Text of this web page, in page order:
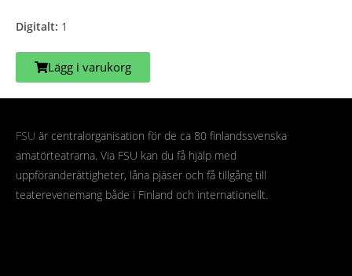
Digitalt: 1
Lägg i varukorg
FSU är centralorganisation för de ca 80 finlandssvenska
amatörteatrarna. Via FSU kan du få hjälp med
uppföranderättigheter, låna pjäser och få tillgång till
teaterevenemang både i Finland och internationellt.